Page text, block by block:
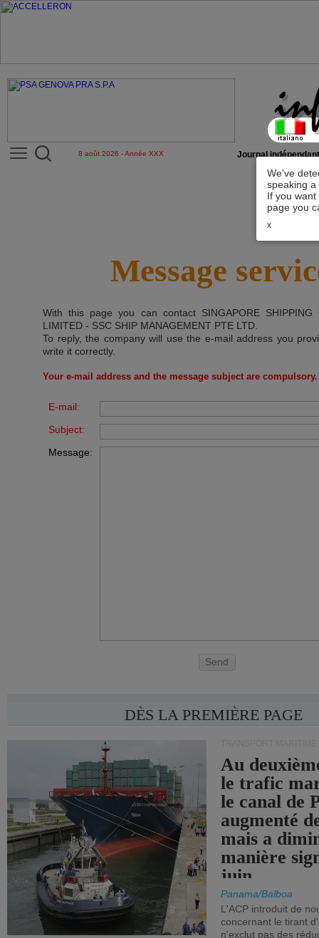
We've
speaking
If you
page you
x
8 août 2026 - Année XXX Journal
Message
With this page you can contact SINGAPORE SHIPPING
LIMITED - SSC SHIP MANAGEMENT PTE LTD
To reply, the company will use the e-mail address you
write it correctly.
Your e-mail address and the message subject are compulsory.
E-mail:
Subject:
Message:
Send
DÈS LA PREMIÈRE PAGE
Au
le trafic
le canal de
augmenté
mais a
manière
juin.
Panama/Balboa
L'ACP introduit de
concernant le tirant
n'exclut pas des